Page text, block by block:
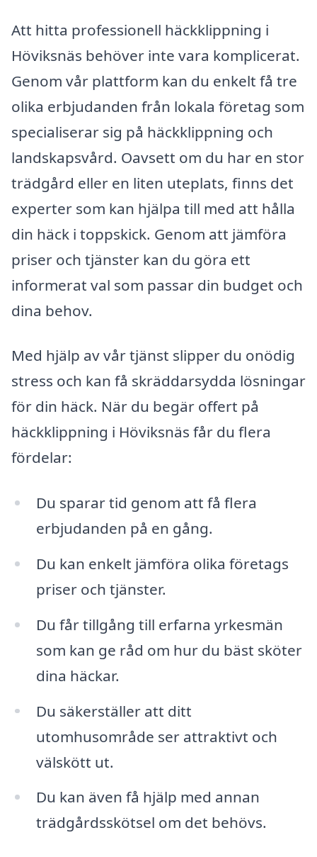
Att hitta professionell häckklippning i
Höviksnäs behöver inte vara komplicerat.
Genom vår plattform kan du enkelt få tre
olika erbjudanden från lokala företag som
specialiserar sig på häckklippning och
landskapsvård. Oavsett om du har en stor
trädgård eller en liten uteplats, finns det
experter som kan hjälpa till med att hålla
din häck i toppskick. Genom att jämföra
priser och tjänster kan du göra ett
informerat val som passar din budget och
dina behov.
Med hjälp av vår tjänst slipper du onödig
stress och kan få skräddarsydda lösningar
för din häck. När du begär offert på
häckklippning i Höviksnäs får du flera
fördelar:
Du sparar tid genom att få flera
erbjudanden på en gång.
Du kan enkelt jämföra olika företags
priser och tjänster.
Du får tillgång till erfarna yrkesmän
som kan ge råd om hur du bäst sköter
dina häckar.
Du säkerställer att ditt
utomhusområde ser attraktivt och
välskött ut.
Du kan även få hjälp med annan
trädgårdsskötsel om det behövs.